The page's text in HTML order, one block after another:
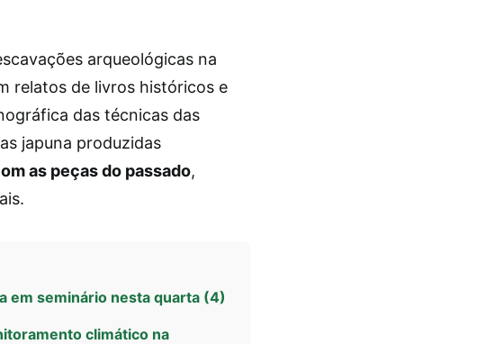
arqueológicas na
relatos de livros históricos e
das técnicas das
japuna produzidas
as peças do passado,
em seminário nesta quarta (4)
climático na